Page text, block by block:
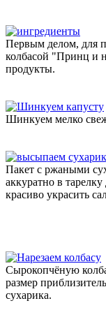
Первым делом, для
колбасой "Принц и
продукты.
Шинкуем мелко
Пакет с ржаными
аккуратно в
красиво украсить
Сырокопчёную
размер
сухарика.